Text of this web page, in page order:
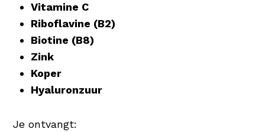
Vitamine C
Riboflavine (B2)
Biotine (B8)
Zink
Koper
Hyaluronzuur
Je ontvangt: